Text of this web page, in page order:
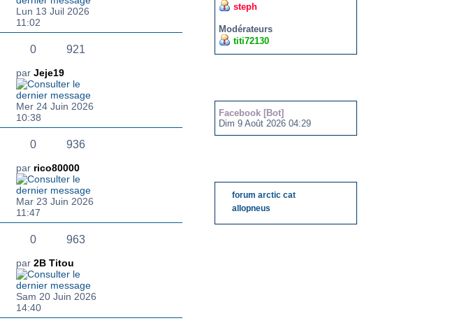
Lun 13 Juil 2026
11:02
0 921
par Jeje19
Mer 24 Juin 2026
10:38
0 936
par rico80000
Mar 23 Juin 2026
11:47
0 963
par 2B Titou
Sam 20 Juin 2026
14:40
steph
Modérateurs
titi72130
Facebook [Bot]
Dim 9 Août 2026 04:29
forum arctic cat
allopneus